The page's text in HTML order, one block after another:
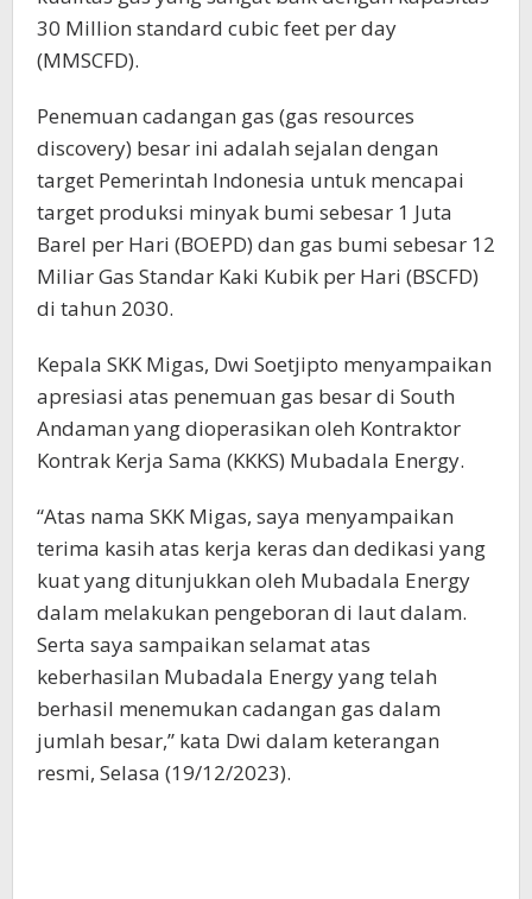
30 Million standard cubic feet per day
(MMSCFD).
Penemuan cadangan gas (gas resources
discovery) besar ini adalah sejalan dengan
target Pemerintah Indonesia untuk mencapai
target produksi minyak bumi sebesar 1 Juta
Barel per Hari (BOEPD) dan gas bumi sebesar 12
Miliar Gas Standar Kaki Kubik per Hari (BSCFD)
di tahun 2030.
Kepala SKK Migas, Dwi Soetjipto menyampaikan
apresiasi atas penemuan gas besar di South
Andaman yang dioperasikan oleh Kontraktor
Kontrak Kerja Sama (KKKS) Mubadala Energy.
“Atas nama SKK Migas, saya menyampaikan
terima kasih atas kerja keras dan dedikasi yang
kuat yang ditunjukkan oleh Mubadala Energy
dalam melakukan pengeboran di laut dalam.
Serta saya sampaikan selamat atas
keberhasilan Mubadala Energy yang telah
berhasil menemukan cadangan gas dalam
jumlah besar,” kata Dwi dalam keterangan
resmi, Selasa (19/12/2023).